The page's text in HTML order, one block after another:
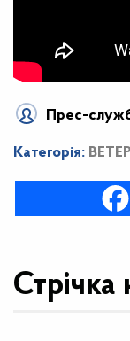
Прес-
Категорія:
Стрічка